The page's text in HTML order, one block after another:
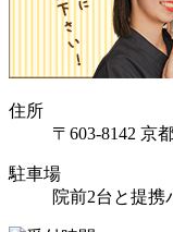
住所
〒603-8142 京
駐車場
院前2台と提携